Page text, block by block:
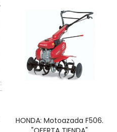
DESCUBRE
HONDA: Motoazada F506.